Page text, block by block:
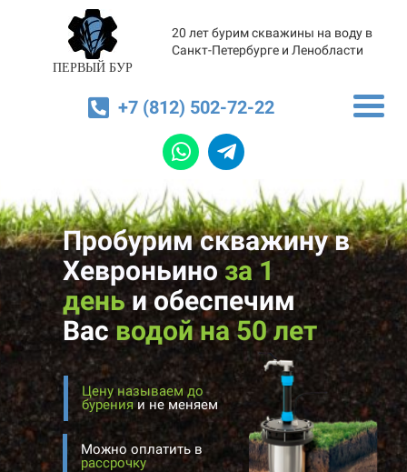
ПЕРВЫЙ БУР
20 лет бурим скважины на воду в
Санкт-Петербурге и Ленобласти
+7 (812) 502-72-22
Пробурим скважину в
Хевроньиноза 1
деньиобеспечим
Васводой на 50 лет
Цену называем до
буренияи не меняем
Можно оплатить в
рассрочку